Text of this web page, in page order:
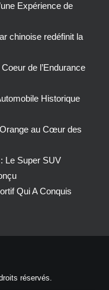
Expérience de
chinoise redéfinit la
de l’Endurance
Historique
au Cœur des
Le Super SUV
Qui A Conquis
réservés.